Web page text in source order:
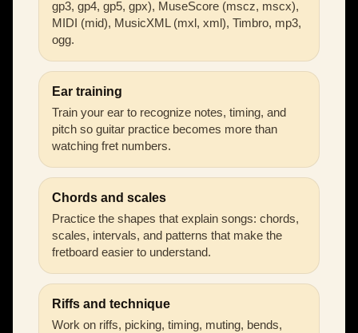
gp3, gp4, gp5, gpx), MuseScore (mscz, mscx),
MIDI (mid), MusicXML (mxl, xml), Timbro, mp3,
ogg.
Ear training
Train your ear to recognize notes, timing, and
pitch so guitar practice becomes more than
watching fret numbers.
Chords and scales
Practice the shapes that explain songs: chords,
scales, intervals, and patterns that make the
fretboard easier to understand.
Riffs and technique
Work on riffs, picking, timing, muting, bends,